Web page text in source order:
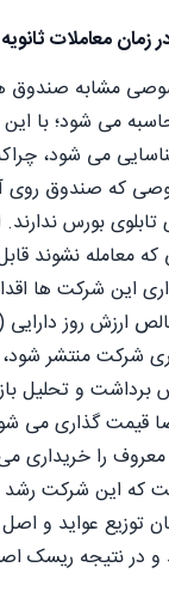
معاملات ثانویه
مشابه صندوق
می شود؛ با
می شود،
که صندوق روی
تابلوی بورس
معامله نشوند
این شرکت ها
ارزش روز دارایی
شرکت منتشر شود،
برداشت و تحلیل
قیمت گذاری می
را خریداری
که این شرکت
توزیع عواید و
و در نتیجه ریسک